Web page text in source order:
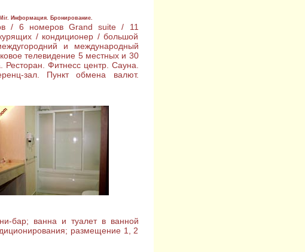
Информация. Бронирование.
/ 6 номеров Grand suite / 11
/ кондиционер / большой
и международный
телевидение 5 местных и 30
Фитнесс центр. Сауна.
зал. Пункт обмена валют.
бар; ванна и туалет в ванной
размещение 1, 2